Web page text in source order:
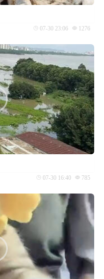
07-30 23:06 1276
07-30 16:40 785